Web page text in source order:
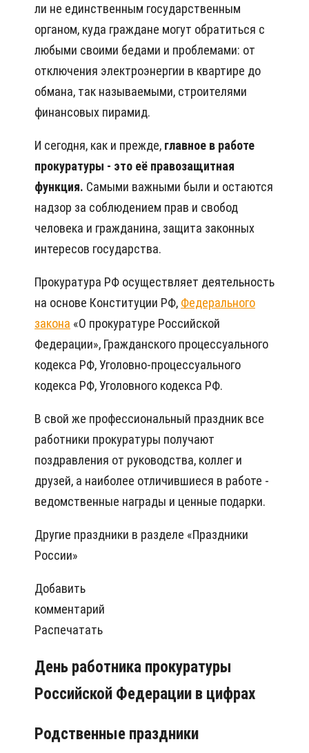
ли не единственным государственным
органом, куда граждане могут обратиться с
любыми своими бедами и проблемами: от
отключения электроэнергии в квартире до
обмана, так называемыми, строителями
финансовых пирамид.
И сегодня, как и прежде, главное в работе
прокуратуры - это её правозащитная
функция. Самыми важными были и остаются
надзор за соблюдением прав и свобод
человека и гражданина, защита законных
интересов государства.
Прокуратура РФ осуществляет деятельность
на основе Конституции РФ, Федерального
закона «О прокуратуре Российской
Федерации», Гражданского процессуального
кодекса РФ, Уголовно-процессуального
кодекса РФ, Уголовного кодекса РФ.
В свой же профессиональный праздник все
работники прокуратуры получают
поздравления от руководства, коллег и
друзей, а наиболее отличившиеся в работе -
ведомственные награды и ценные подарки.
Другие праздники в разделе «Праздники
России»
Добавить
комментарий
Распечатать
День работника прокуратуры
Российской Федерации в цифрах
Родственные праздники